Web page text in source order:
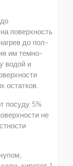
поверхность
до пол­
им темно-
водой и
остатков.
посуду 5%
не